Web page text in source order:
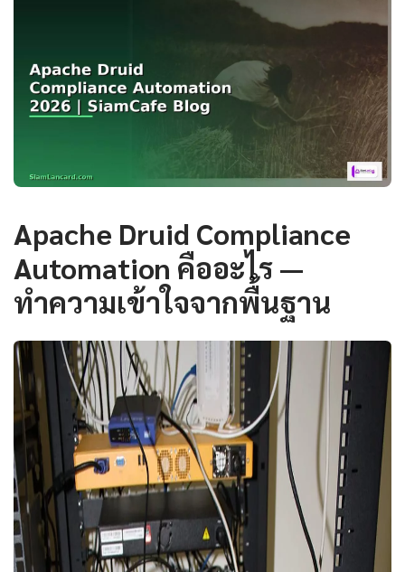
Apache Druid Compliance
Automation คืออะไร —
ทำความเข้าใจจากพื้นฐาน